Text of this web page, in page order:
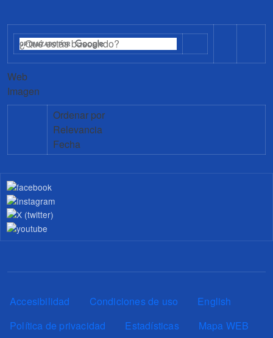
Web
Imagen
Ordenar por
Relevancia
Fecha
Pie de página
Accesibilidad Condiciones de uso
English
Política de privacidad
Estadísticas Mapa WEB